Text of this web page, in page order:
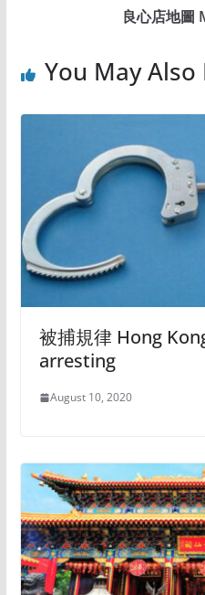
良心店地圖
You May Also
被捕規律 Hong
arresting
August 10, 2020